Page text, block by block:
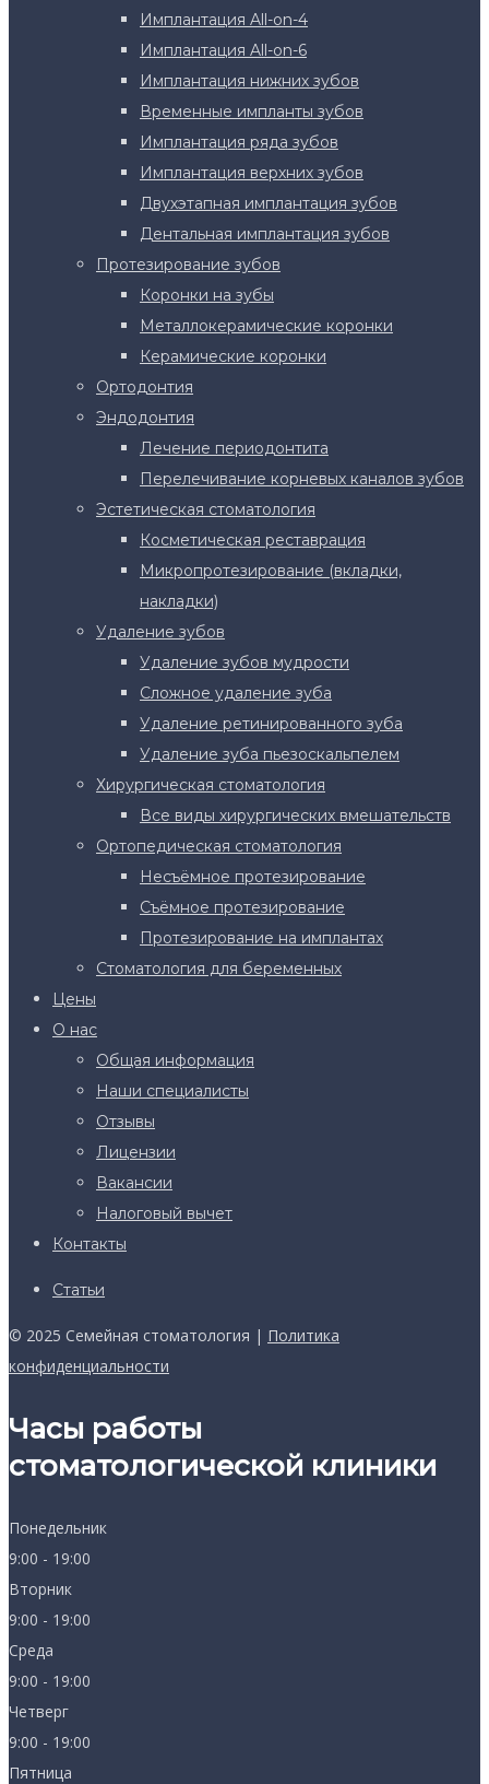
Имплантация All-on-4
Имплантация All-on-6
Имплантация нижних зубов
Временные импланты зубов
Имплантация ряда зубов
Имплантация верхних зубов
Двухэтапная имплантация зубов
Дентальная имплантация зубов
Протезирование зубов
Коронки на зубы
Металлокерамические коронки
Керамические коронки
Ортодонтия
Эндодонтия
Лечение периодонтита
Перелечивание корневых каналов зубов
Эстетическая стоматология
Косметическая реставрация
Микропротезирование (вкладки,
накладки)
Удаление зубов
Удаление зубов мудрости
Сложное удаление зуба
Удаление ретинированного зуба
Удаление зуба пьезоскальпелем
Хирургическая стоматология
Все виды хирургических вмешательств
Ортопедическая стоматология
Несъёмное протезирование
Съёмное протезирование
Протезирование на имплантах
Стоматология для беременных
Цены
О нас
Общая информация
Наши специалисты
Отзывы
Лицензии
Вакансии
Налоговый вычет
Контакты
Статьи
© 2025 Семейная стоматология | Политика
конфиденциальности
Часы работы
стоматологической клиники
Понедельник
9:00 - 19:00
Вторник
9:00 - 19:00
Среда
9:00 - 19:00
Четверг
9:00 - 19:00
Пятница